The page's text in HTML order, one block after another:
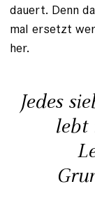
dauert. Denn
mal ersetzt
her.
Jedes
lebt